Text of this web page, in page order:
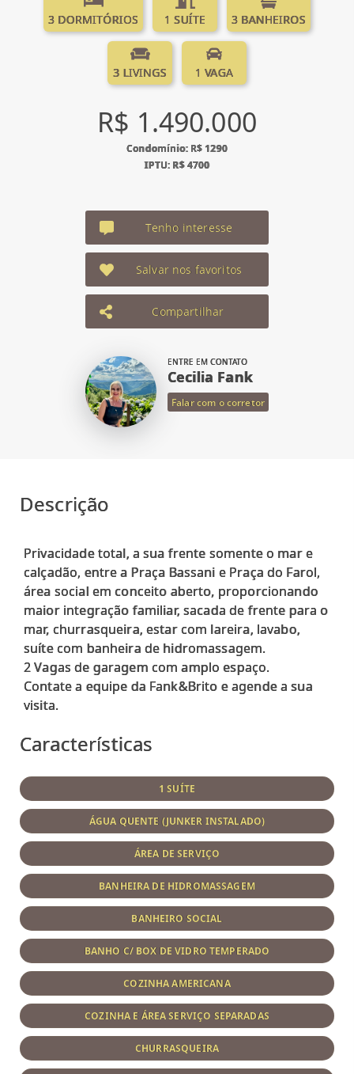
3 DORMITÓRIOS 1 SUÍTE 3 BANHEIROS
3 LIVINGS 1 VAGA
R$ 1.490.000
Condomínio: R$ 1290
IPTU: R$ 4700
Tenho interesse
Salvar nos favoritos
Compartilhar
ENTRE EM CONTATO
Cecilia Fank
Falar com o corretor
Descrição
Privacidade total, a sua frente somente o mar e
calçadão, entre a Praça Bassani e Praça do Farol,
área social em conceito aberto, proporcionando
maior integração familiar, sacada de frente para o
mar, churrasqueira, estar com lareira, lavabo,
suíte com banheira de hidromassagem.
2 Vagas de garagem com amplo espaço.
Contate a equipe da Fank&Brito e agende a sua
Características
1 SUÍTE
ÁGUA QUENTE (JUNKER INSTALADO)
ÁREA DE SERVIÇO
BANHEIRA DE HIDROMASSAGEM
BANHEIRO SOCIAL
BANHO C/ BOX DE VIDRO TEMPERADO
COZINHA AMERICANA
COZINHA E ÁREA SERVIÇO SEPARADAS
CHURRASQUEIRA